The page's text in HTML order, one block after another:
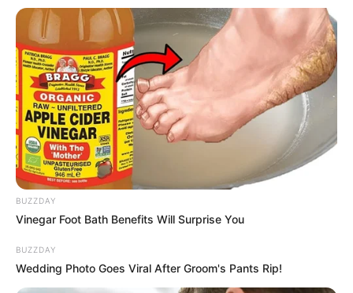
BUZZDAY
Vinegar Foot Bath Benefits Will Surprise You
BUZZDAY
Wedding Photo Goes Viral After Groom's Pants Rip!